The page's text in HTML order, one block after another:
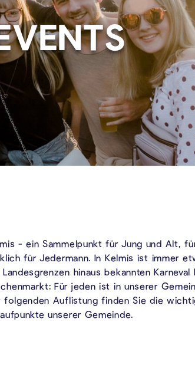
- ein Sammelpunkt für Jung und Alt,
für Jedermann. In Kelmis ist immer
hinaus bekannten Karneval
Für jeden ist in unserer
folgenden Auflistung finden Sie die
unserer Gemeinde.